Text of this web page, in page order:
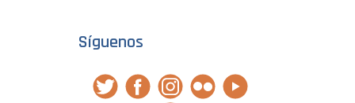
Síguenos